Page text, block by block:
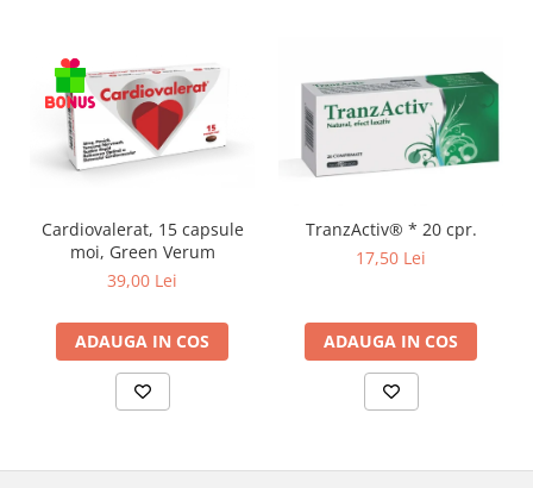
Silc - Laurella (5produse)
Splash (10 produse)
Sunvita Group (2 produse)
Solution & Out! (8 produse)
Trixie (28 produse)
Vaco Retail sp.zo.o (3 produse)
Van Vliet The Candy Company BV
(8 produse)
Vet's Best (8 produse)
Cardiovalerat, 15 capsule
moi, Green Verum
39,00 Lei
ADAUGA IN COS
TranzActiv® * 20 cpr.
17,50 Lei
ADAUGA IN COS